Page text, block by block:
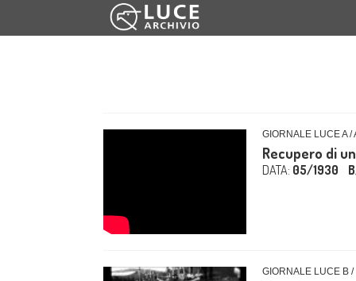
GIORNALE LUCE A /
Recupero di
DATA: 05/1930
GIORNALE LUCE B